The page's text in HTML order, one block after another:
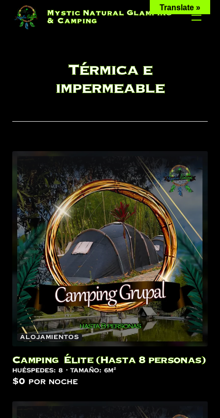
Skip
content
Mystic Natural Glamping
& Camping
Térmica e
impermeable
Alojamientos
Camping Élite (Hasta 8 personas)
Huéspedes: 8 Tamaño: 6m²
$0 por noche
Translate »